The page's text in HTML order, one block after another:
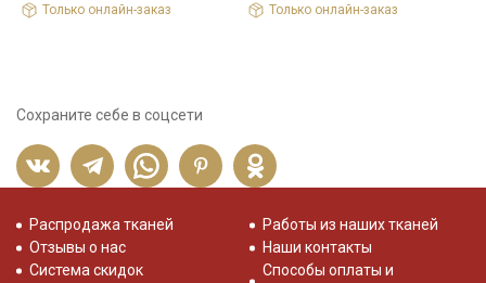
Только онлайн-заказ Только онлайн-заказ
Сохраните себе в соцсети
Распродажа тканей
Отзывы о нас
Система скидок
Работы из наших тканей
Наши контакты
Способы оплаты и